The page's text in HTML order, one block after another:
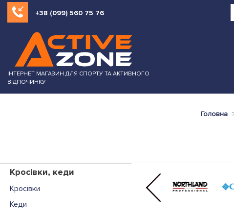
+38 (099) 560 75 76
ІНТЕРНЕТ МАГАЗИН ДЛЯ СПОРТУ ТА АКТИВНОГО
ВІДПОЧИНКУ
Головна
Кросівки, кеди
Кросівки
Кеди